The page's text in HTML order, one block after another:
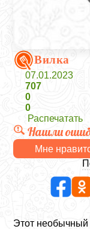
Вилка
07.01.2023
707
0
0
Распечатать
Нашли
Мне
Этот необычный